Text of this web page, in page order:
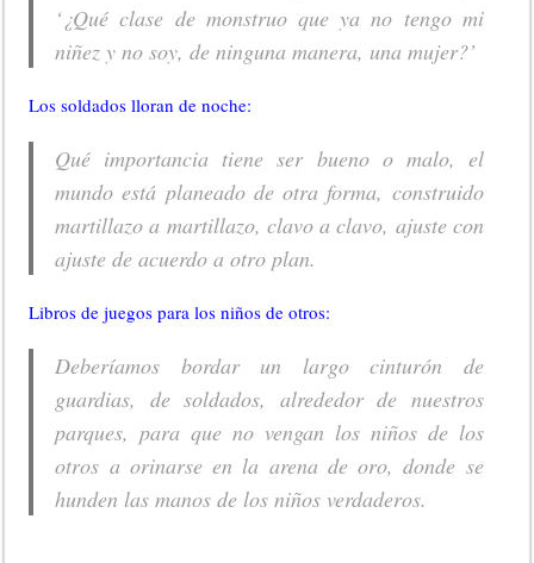
‘¿Qué clase de monstruo que ya no tengo mi
niñez y no soy, de ninguna manera, una mujer?’
Los soldados lloran de noche:
Qué importancia tiene ser bueno o malo, el
mundo está planeado de otra forma, construido
martillazo a martillazo, clavo a clavo, ajuste con
ajuste de acuerdo a otro plan.
Libros de juegos para los niños de otros:
Deberíamos bordar un largo cinturón de
guardias, de soldados, alrededor de nuestros
parques, para que no vengan los niños de los
otros a orinarse en la arena de oro, donde se
hunden las manos de los niños verdaderos.